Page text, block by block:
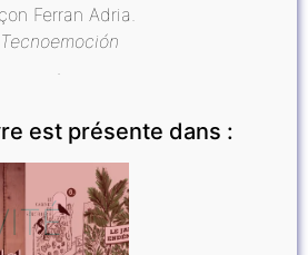
Ferran Adria.
Tecnoemoción
.
est présente dans :